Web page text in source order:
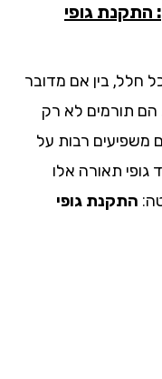
גופי
בין אם מדובר
לא רק
רבות על
תאורה אלו
גופי